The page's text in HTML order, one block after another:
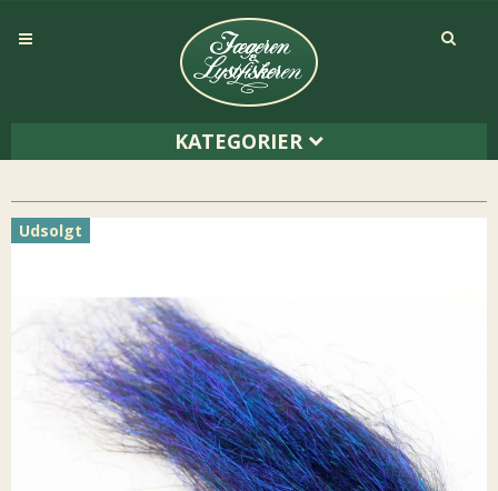
KATEGORIER
Udsolgt